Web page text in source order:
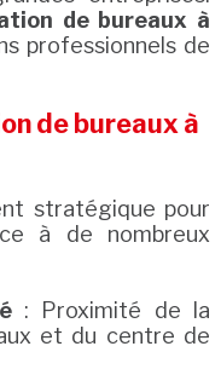
de bureaux à
professionnels de
de bureaux à
stratégique pour
à de nombreux
: Proximité de la
et du centre de